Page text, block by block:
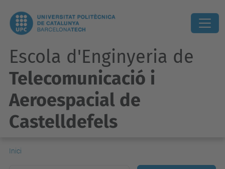
Escola d'Enginyeria de
Telecomunicació i
Aeroespacial de
Castelldefels
Inici